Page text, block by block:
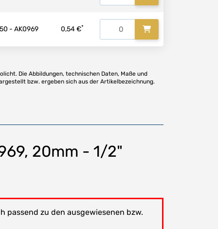
- AK0969 0,54 €*
Die Abbildungen, technischen Daten, Maße und
bzw. ergeben sich aus der Artikelbezeichnung.
20mm - 1/2"
passend zu den ausgewiesenen bzw.